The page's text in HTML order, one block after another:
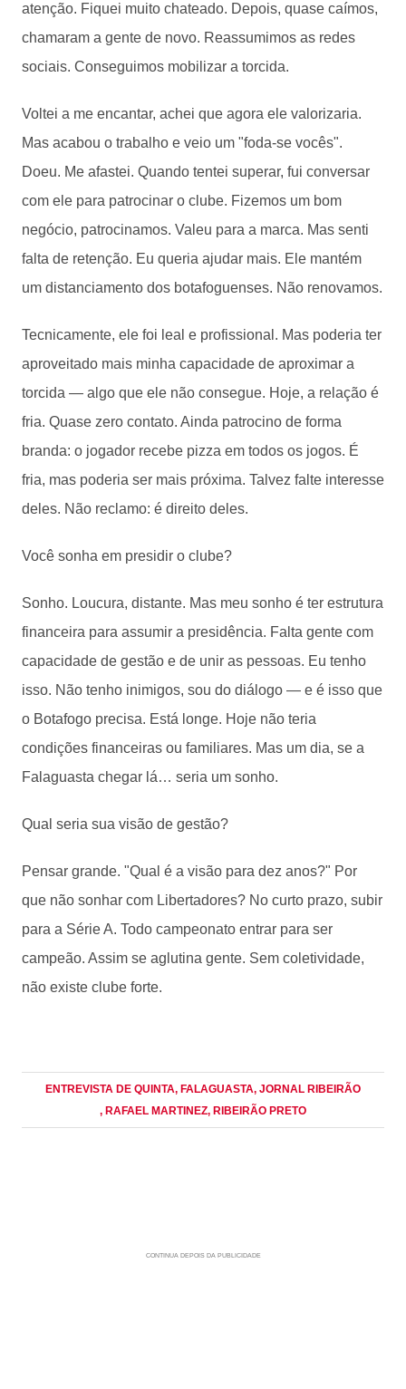
atenção. Fiquei muito chateado. Depois, quase caímos,
chamaram a gente de novo. Reassumimos as redes
sociais. Conseguimos mobilizar a torcida.
Voltei a me encantar, achei que agora ele valorizaria.
Mas acabou o trabalho e veio um "foda-se vocês".
Doeu. Me afastei. Quando tentei superar, fui conversar
com ele para patrocinar o clube. Fizemos um bom
negócio, patrocinamos. Valeu para a marca. Mas senti
falta de retenção. Eu queria ajudar mais. Ele mantém
um distanciamento dos botafoguenses. Não renovamos.
Tecnicamente, ele foi leal e profissional. Mas poderia ter
aproveitado mais minha capacidade de aproximar a
torcida — algo que ele não consegue. Hoje, a relação é
fria. Quase zero contato. Ainda patrocino de forma
branda: o jogador recebe pizza em todos os jogos. É
fria, mas poderia ser mais próxima. Talvez falte interesse
deles. Não reclamo: é direito deles.
Você sonha em presidir o clube?
Sonho. Loucura, distante. Mas meu sonho é ter estrutura
financeira para assumir a presidência. Falta gente com
capacidade de gestão e de unir as pessoas. Eu tenho
isso. Não tenho inimigos, sou do diálogo — e é isso que
o Botafogo precisa. Está longe. Hoje não teria
condições financeiras ou familiares. Mas um dia, se a
Falaguasta chegar lá… seria um sonho.
Qual seria sua visão de gestão?
Pensar grande. "Qual é a visão para dez anos?" Por
que não sonhar com Libertadores? No curto prazo, subir
para a Série A. Todo campeonato entrar para ser
campeão. Assim se aglutina gente. Sem coletividade,
não existe clube forte.
ENTREVISTA DE QUINTA, FALAGUASTA, JORNAL RIBEIRÃO
, RAFAEL MARTINEZ, RIBEIRÃO PRETO